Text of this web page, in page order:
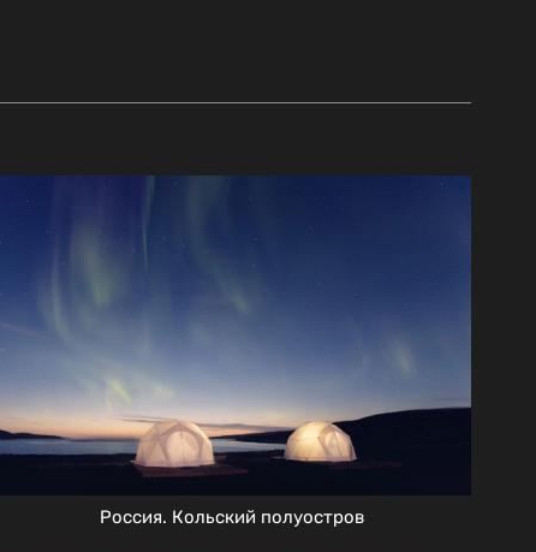
Россия. Кольский полуостров